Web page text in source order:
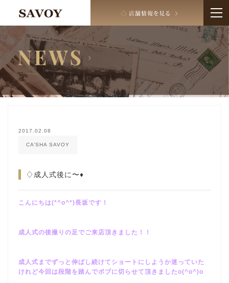
2017.02.08
CA’SHA SAVOY
♢成人式後に〜♦︎
こんにちは(*^o^*)長坂です！
成人式の後撮りの足でご来店頂きました！！
成人式までずっと伸ばし続けてショートにしようか迷っていた
けれど今回は段階を踏んでボブに切らせて頂きましたo(^o^)o